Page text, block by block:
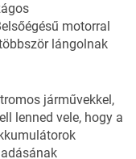
motorral
lángolnak
járművekkel,
lenned vele, hogy a